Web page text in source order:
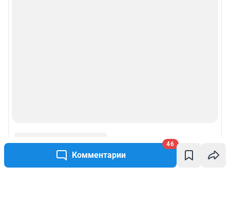
Комментарии
46